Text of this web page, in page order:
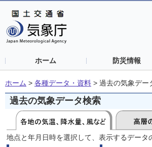
ホーム 防災情報
ホーム > 各種データ・資料 > 過去の気象デー
過去の気象データ検索
地点と年月日時を選択して、表示するデータ